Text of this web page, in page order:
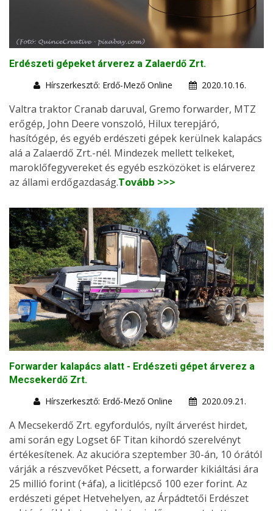
Erdészeti gépeket árverez a Zalaerdő Zrt.
Hírszerkesztő: Erdő-Mező Online
2020.10.16.
Valtra traktor Cranab daruval, Gremo forwarder, MTZ
erőgép, John Deere vonszoló, Hilux terepjáró,
hasítógép, és egyéb erdészeti gépek kerülnek kalapács
alá a Zalaerdő Zrt.-nél. Mindezek mellett telkeket,
maroklőfegyvereket és egyéb eszközöket is elárverez
az állami erdőgazdaság.Tovább >>>
Forwarder kalapács alatt - Erdészeti gépet árverez a
Mecsekerdő Zrt.
Hírszerkesztő: Erdő-Mező Online
2020.09.21.
A Mecsekerdő Zrt. egyfordulós, nyílt árverést hirdet,
ami során egy Logset 6F Titan kihordó szerelvényt
értékesítenek. Az akucióra szeptember 30-án, 10 órától
várják a részvevőket Pécsett, a forwarder kikiáltási ára
25 millió forint (+áfa), a licitlépcső 100 ezer forint. Az
erdészeti gépet Hetvehelyen, az Árpádtetői Erdészet